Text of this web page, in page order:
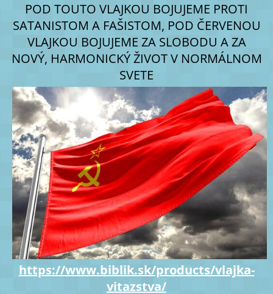
POD TOUTO VLAJKOU BOJUJEME PROTI
SATANISTOM A FAŠISTOM, POD ČERVENOU
VLAJKOU BOJUJEME ZA SLOBODU A ZA
NOVÝ, HARMONICKÝ ŽIVOT V NORMÁLNOM
SVETE
https://www.biblik.sk/products/vlajka-
vitazstva/